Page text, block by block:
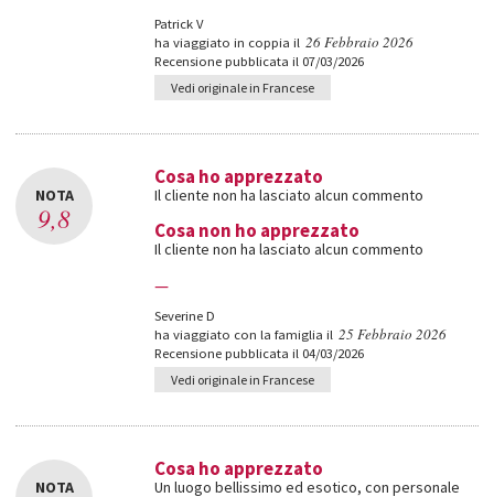
Patrick V
ha viaggiato in coppia il 26 Febbraio 2026
Recensione pubblicata il 07/03/2026
Vedi originale in Francese
NOTA
9,8
Cosa ho apprezzato
Il cliente non ha lasciato alcun commento
Cosa non ho apprezzato
Il cliente non ha lasciato alcun commento
—
Severine D
ha viaggiato con la famiglia il 25 Febbraio 2026
Recensione pubblicata il 04/03/2026
Vedi originale in Francese
NOTA
Cosa ho apprezzato
Un luogo bellissimo ed esotico, con personale